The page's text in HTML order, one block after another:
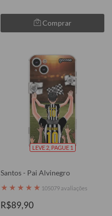
Comprar
LEVE 2, PAGUE 1
Santos - Pai Alvinegro
★ ★ ★ ★ ★ 105079 avaliações
R$89,90